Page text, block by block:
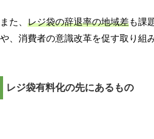
また、 レジ袋の辞退率の地域差も課
や、消費者の意識改革を促す取り組
レジ袋有料化の先にあるもの